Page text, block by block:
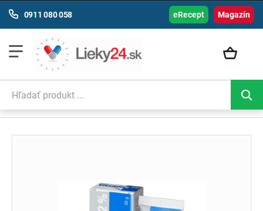
Magazín
0911 080 058 eRecept